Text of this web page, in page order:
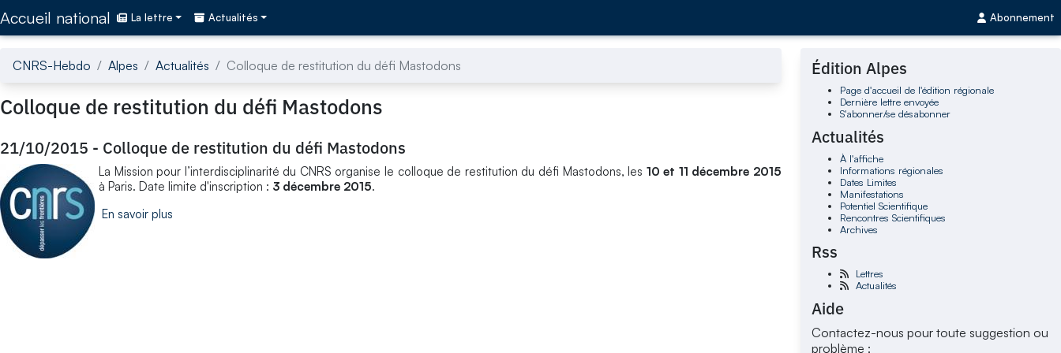
Accueil national La lettre Actualités Abonnement
CNRS-Hebdo Alpes Actualités Colloque de restitution du défi Mastodons
Colloque de restitution du défi Mastodons
21/10/2015 - Colloque de restitution du défi Mastodons
La Mission pour l’interdisciplinarité du CNRS organise le colloque de restitution du défi Mastodons, les 10 et 11 décembre 2015
à Paris. Date limite d'inscription : 3 décembre 2015.
En savoir plus
Édition Alpes
Page d'accueil de l'édition régionale
Dernière lettre envoyée
S'abonner/se désabonner
Actualités
À l'affiche
Informations régionales
Dates Limites
Manifestations
Potentiel Scientifique
Rencontres Scientifiques
Archives
Rss
Lettres
Actualités
Aide
Contactez-nous pour toute suggestion ou
problème :